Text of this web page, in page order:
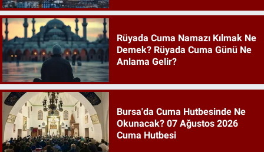
Rüyada Cuma Namazı Kılmak Ne
Demek? Rüyada Cuma Günü Ne
Anlama Gelir?
Bursa'da Cuma Hutbesinde Ne
Okunacak? 07 Ağustos 2026
Cuma Hutbesi